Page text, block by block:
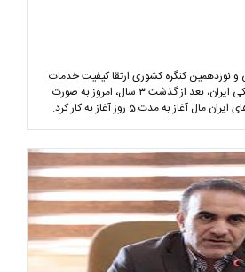
و نوزدهمین کنگره کشوری ارتقا کیفیت خدمات
آزمایشگاهی تشخیص پزشکی ایران، بعد از گذشت ۳ سال، امروز به صورت
به مدت 5 روز آغاز به کار کرد.